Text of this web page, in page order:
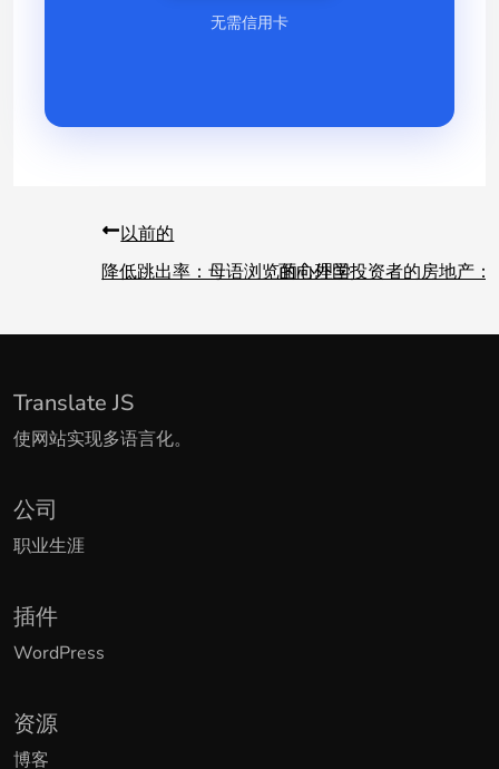
无需信用卡
以前的
降低跳出率：母语浏览的心理学面向外国投资者的房地产
Translate JS
使网站实现多语言化。
公司
职业生涯
插件
WordPress
资源
博客